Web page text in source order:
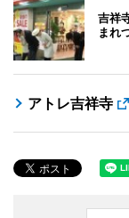
吉祥
まれ
アトレ吉祥寺